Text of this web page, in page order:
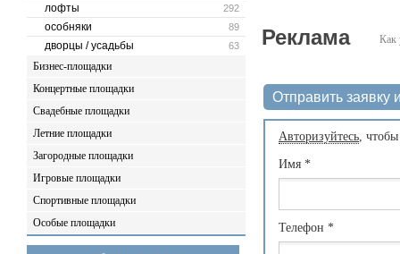
292
лофты
89
особняки
63
дворцы / усадьбы
Бизнес-площадки
Концертные площадки
Свадебные площадки
Летние площадки
Загородные площадки
Игровые площадки
Спортивные площадки
Особые площадки
Как
Реклама
Отправить заявку
Авторизуйтесь,
Имя *
Телефон *